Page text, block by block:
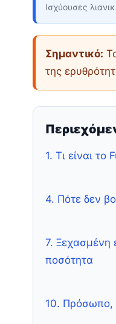
Ισχύουσες
Σημαντικό:
της
1. Τι είναι το
4. Πότε δεν
7. Ξεχασμένη
ποσότητα
10. Πρόσωπο,